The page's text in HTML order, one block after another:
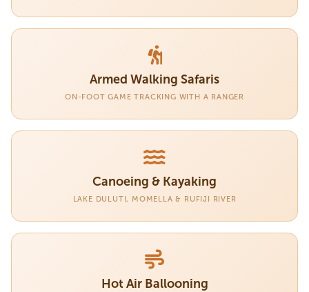
Armed Walking Safaris
ON-FOOT GAME TRACKING WITH A RANGER
Canoeing & Kayaking
LAKE DULUTI, MOMELLA & RUFIJI RIVER
Hot Air Ballooning